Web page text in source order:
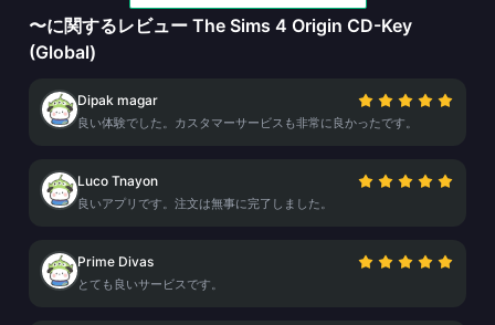
〜に関するレビュー The Sims 4 Origin CD-Key
(Global)
Dipak magar
良い体験でした。カスタマーサービスも非常に良かったです。
Luco Tnayon
良いアプリです。注文は無事に完了しました。
Prime Divas
とても良いサービスです。